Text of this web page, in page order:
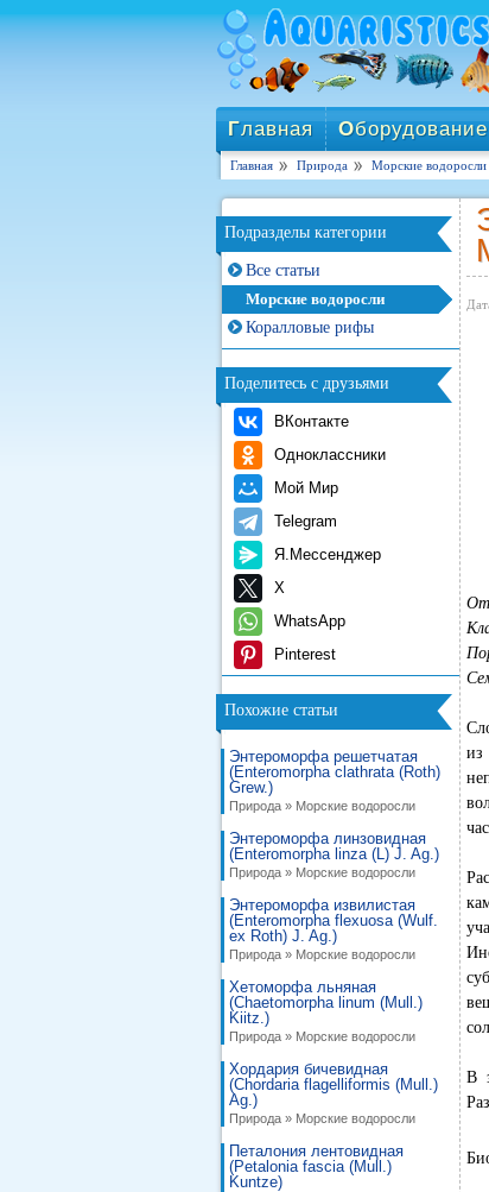
Главная Оборудование
Главная Природа Морские водоросли
Подразделы категории
Все статьи
Морские водоросли
Коралловые рифы
Поделитесь с друзьями
ВКонтакте
Одноклассники
Мой Мир
Telegram
Я.Мессенджер
X
WhatsApp
Pinterest
Похожие статьи
Энтероморфа решетчатая
(Enteromorpha clathrata (Roth)
Grew.)
Природа » Морские водоросли
Энтероморфа линзовидная
(Enteromorpha linza (L) J. Ag.)
Природа » Морские водоросли
Энтероморфа извилистая
(Enteromorpha flexuosa (Wulf.
ex Roth) J. Ag.)
Природа » Морские водоросли
Хетоморфа льняная
(Chaetomorpha linum (Mull.)
Kiitz.)
Природа » Морские водоросли
Хордария бичевидная
(Chordaria flagelliformis (Mull.)
Ag.)
Природа » Морские водоросли
Петалония лентовидная
(Petalonia fascia (Mull.)
Kuntze)
из
В